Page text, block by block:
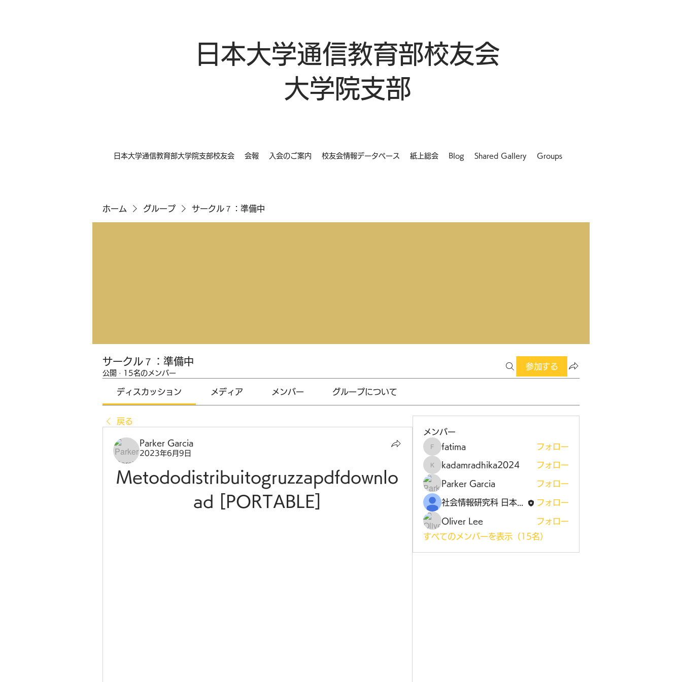
日本大学通信教育部校友会
大学院支部
日本大学通信教育部大学院支部校友会 会報 入会のご案内 校友会情報データベース 紙上総会 Blog Shared Gallery Groups
ホーム グループ サークル７：準備中
サークル７：準備中
公開 · 15名のメンバー
参加する
ディスカッション メディア メンバー グループについて
戻る
Parker Garcia
2023年6月9日
Metododistribuitogruzzapdfdownlo
ad [PORTABLE]
メンバー
fatima
fatima フォロー
kadamradhika2024
kadamradhika2024 フォロー
Parker Garcia フォロー
社会情報研究科 日本大学大学院 フォロー
Oliver Lee
フォロー
すべてのメンバーを表示（15名）